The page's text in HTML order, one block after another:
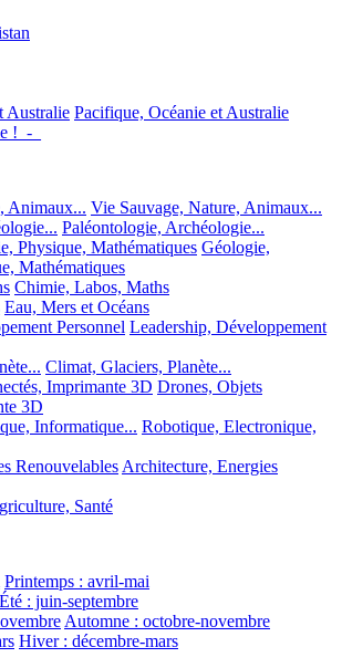
Australie Pacifique, Océanie et Australie
!_-_
Animaux... Vie Sauvage, Nature, Animaux...
Paléontologie, Archéologie...
Physique, Mathématiques Géologie,
Mathématiques
Chimie, Labos, Maths
Eau, Mers et Océans
Personnel Leadership, Développement
Climat, Glaciers, Planète...
Imprimante 3D Drones, Objets
3D
Informatique... Robotique, Electronique,
RenouvelablesArchitecture, Energies
Santé
Printemps : avril-mai
Été : juin-septembre
Automne : octobre-novembre
Hiver : décembre-mars